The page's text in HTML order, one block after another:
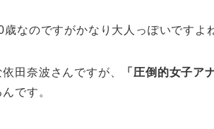
歳なのですがかなり大人っぽいですよ
田奈波さんですが、 「圧倒的女子ア
です。